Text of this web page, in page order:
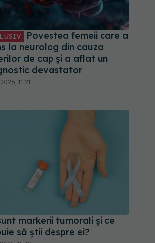
Povestea femeii care a
la neurolog din cauza
de cap și a aflat un
devastator
11:21
markerii tumorali și ce
să știi despre ei?